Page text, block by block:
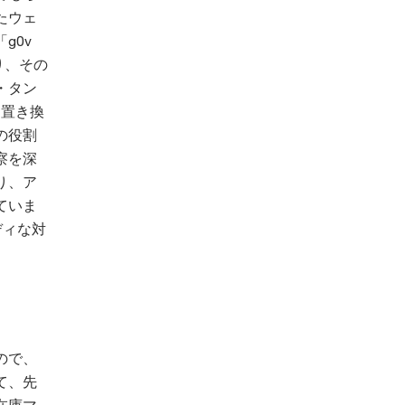
ウェ
g0v
、その
タン
き換
役割
を深
、ア
いま
な対
、
、先